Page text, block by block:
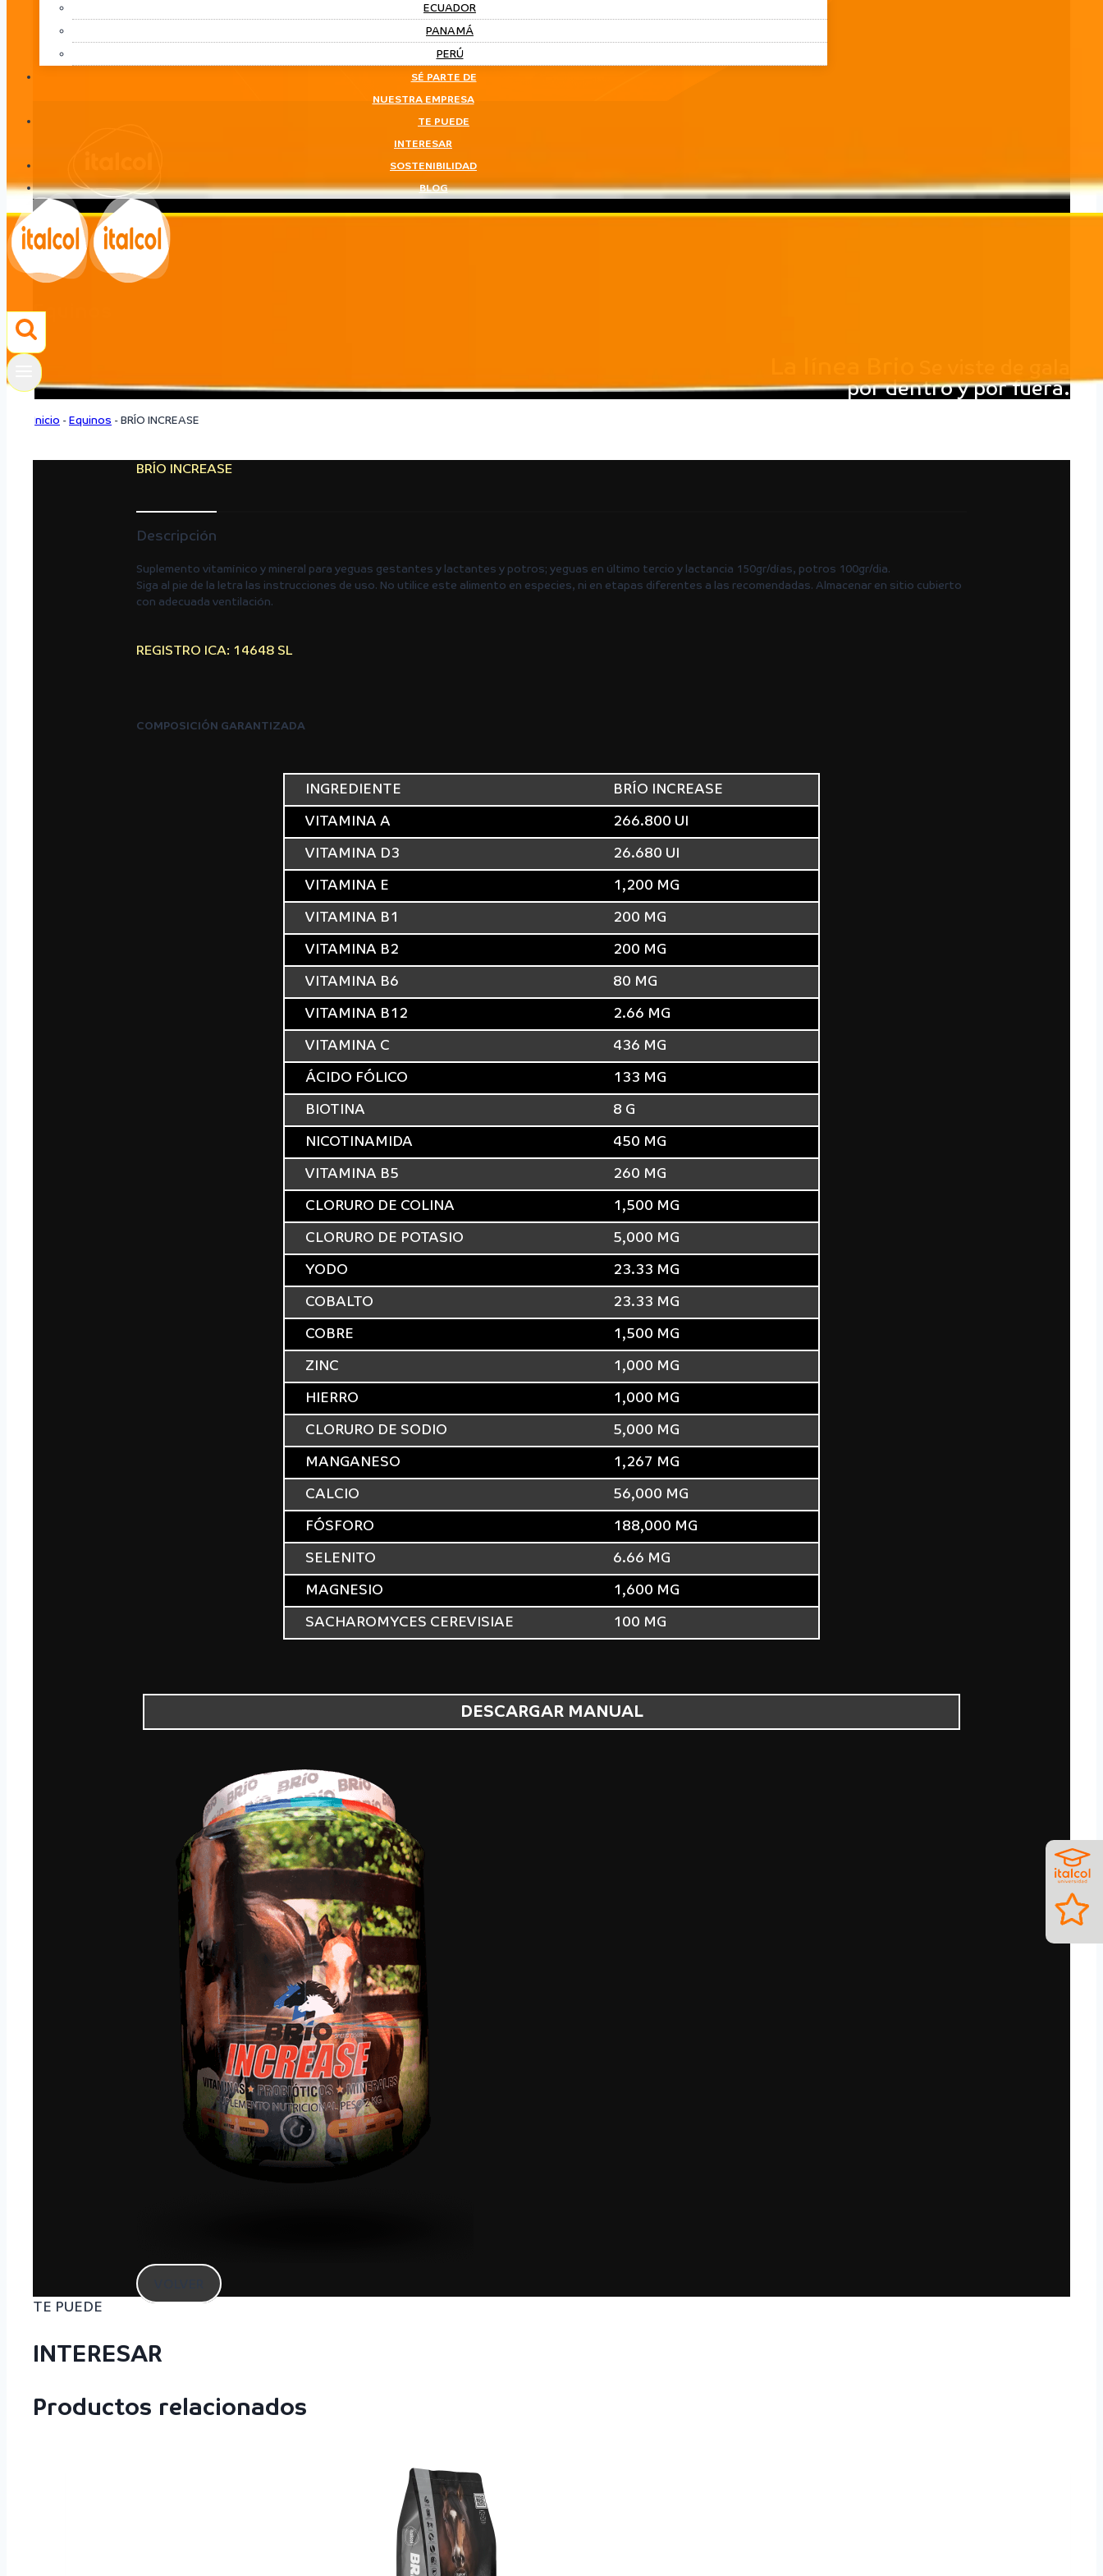
ECUADOR
PANAMÁ
PERÚ
SÉ PARTE DE
NUESTRA EMPRESA
TE PUEDE
INTERESAR
SOSTENIBILIDAD
BLOG
Equinos
LÍNEA
Equinos
por dentro y por fuera.
Inicio - Equinos - BRÍO INCREASE
BRÍO INCREASE
Descripción
Suplemento vitamínico y mineral para yeguas gestantes y lactantes y potros; yeguas en último tercio y lactancia 150gr/días, potros 100gr/dia.
Siga al pie de la letra las instrucciones de uso. No utilice este alimento en especies, ni en etapas diferentes a las recomendadas. Almacenar en sitio cubierto
con adecuada ventilación.
REGISTRO ICA: 14648 SL
COMPOSICIÓN GARANTIZADA
INGREDIENTE BRÍO INCREASE
VITAMINA A 266.800 UI
VITAMINA D3 26.680 UI
VITAMINA E 1,200 MG
VITAMINA B1 200 MG
VITAMINA B2 200 MG
VITAMINA B6 80 MG
VITAMINA B12 2.66 MG
VITAMINA C 436 MG
ÁCIDO FÓLICO 133 MG
BIOTINA 8 G
NICOTINAMIDA 450 MG
VITAMINA B5 260 MG
CLORURO DE COLINA 1,500 MG
CLORURO DE POTASIO 5,000 MG
YODO 23.33 MG
COBALTO 23.33 MG
COBRE 1,500 MG
ZINC 1,000 MG
HIERRO 1,000 MG
CLORURO DE SODIO 5,000 MG
MANGANESO 1,267 MG
CALCIO 56,000 MG
FÓSFORO 188,000 MG
SELENITO 6.66 MG
MAGNESIO 1,600 MG
SACHAROMYCES CEREVISIAE 100 MG
DESCARGAR MANUAL
TE PUEDE
INTERESAR
Productos relacionados